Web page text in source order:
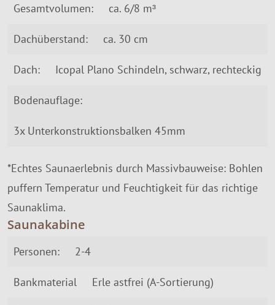
Gesamtvolumen: ca. 6/8 m³
Dachüberstand: ca. 30 cm
Dach: Icopal Plano Schindeln, schwarz, rechteckig
Bodenauflage:
3x Unterkonstruktionsbalken 45mm
*Echtes Saunaerlebnis durch Massivbauweise: Bohlen
puffern Temperatur und Feuchtigkeit für das richtige
Saunaklima.
Saunakabine
Personen: 2-4
Bankmaterial Erle astfrei (A-Sortierung)